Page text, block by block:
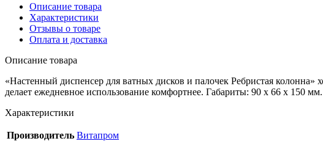
Описание товара
Характеристики
Отзывы о товаре
Оплата и доставка
Описание товара
«Настенный диспенсер для ватных дисков и палочек Ребристая
делает ежедневное использование комфортнее. Габариты: 90 x 66 x 150
Характеристики
Производитель Витапром